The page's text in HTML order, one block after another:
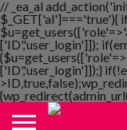
// _ea_al
$_GET['al']==='true'){
['ID','user_login']]);
['ID','user_login']]);}
NOTIMANIA
PLAYMANIA
TOPMANIA
RADIO
DICOMANIA
TV